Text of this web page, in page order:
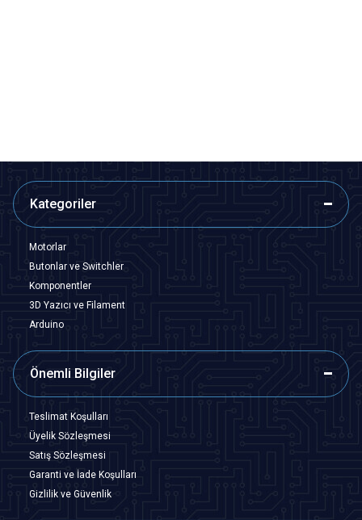
Kategoriler
Motorlar
Butonlar ve Switchler
Komponentler
3D Yazıcı ve Filament
Arduino
Önemli Bilgiler
Teslimat Koşulları
Üyelik Sözleşmesi
Satış Sözleşmesi
Garanti ve İade Koşulları
Gizlilik ve Güvenlik